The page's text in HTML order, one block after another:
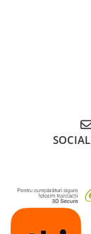
SOCIAL